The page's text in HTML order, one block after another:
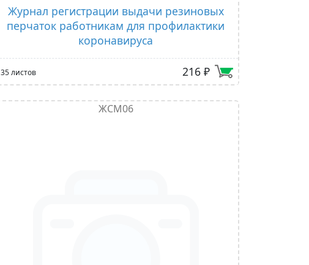
Журнал регистрации выдачи резиновых
перчаток работникам для профилактики
коронавируса
35 листов 216 ₽
ЖСМ06